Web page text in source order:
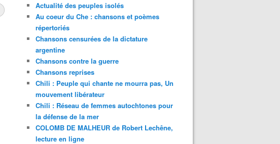
Actualité des peuples isolés
Au coeur du Che : chansons et poèmes
répertoriés
Chansons censurées de la dictature
argentine
Chansons contre la guerre
Chansons reprises
Chili : Peuple qui chante ne mourra pas, Un
mouvement libérateur
Chili : Réseau de femmes autochtones pour
la défense de la mer
COLOMB DE MALHEUR de Robert Lechêne,
lecture en ligne